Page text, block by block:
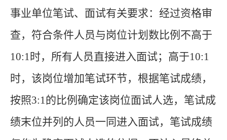
事业单位笔试、面试有关要求：经过资格审
查，符合条件人员与岗位计划数比例不高于
10:1时，所有人员直接进入面试；高于10:1
时，该岗位增加笔试环节，根据笔试成绩，
按照3:1的比例确定该岗位面试人选，笔试成
绩末位并列的人员一同进入面试，笔试成绩